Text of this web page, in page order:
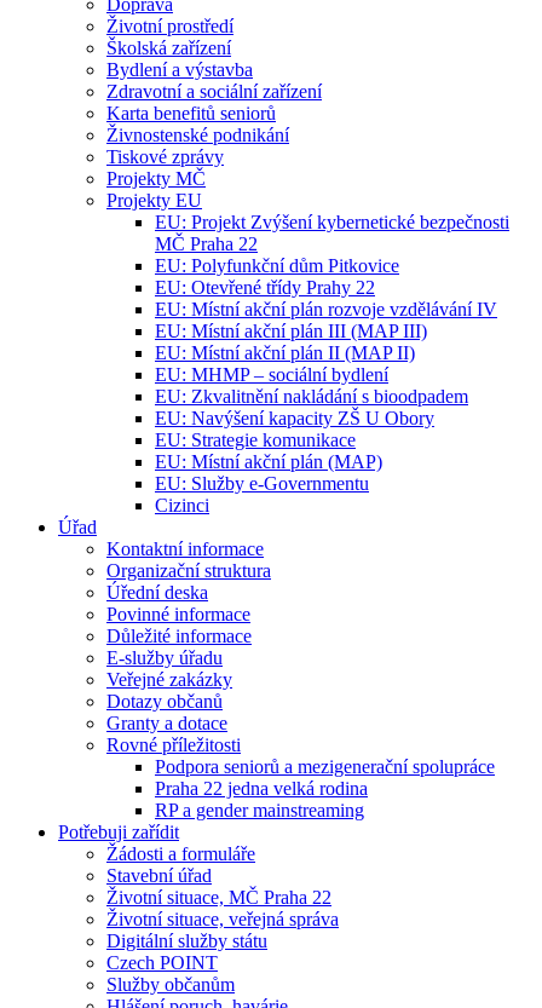
Doprava
Životní prostředí
Školská zařízení
Bydlení a výstavba
Zdravotní a sociální zařízení
Karta benefitů seniorů
Živnostenské podnikání
Tiskové zprávy
Projekty MČ
Projekty EU
EU: Projekt Zvýšení kybernetické bezpečnosti
MČ Praha 22
EU: Polyfunkční dům Pitkovice
EU: Otevřené třídy Prahy 22
EU: Místní akční plán rozvoje vzdělávání IV
EU: Místní akční plán III (MAP III)
EU: Místní akční plán II (MAP II)
EU: MHMP – sociální bydlení
EU: Zkvalitnění nakládání s bioodpadem
EU: Navýšení kapacity ZŠ U Obory
EU: Strategie komunikace
EU: Místní akční plán (MAP)
EU: Služby e-Governmentu
Cizinci
Úřad
Kontaktní informace
Organizační struktura
Úřední deska
Povinné informace
Důležité informace
E-služby úřadu
Veřejné zakázky
Dotazy občanů
Granty a dotace
Rovné příležitosti
Podpora seniorů a mezigenerační spolupráce
Praha 22 jedna velká rodina
RP a gender mainstreaming
Potřebuji zařídit
Žádosti a formuláře
Stavební úřad
Životní situace, MČ Praha 22
Životní situace, veřejná správa
Digitální služby státu
Czech POINT
Služby občanům